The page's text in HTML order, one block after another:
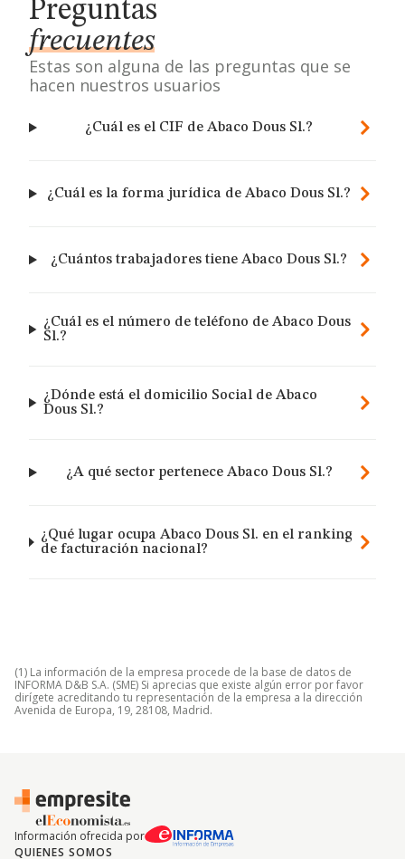
Preguntas
frecuentes
Estas son alguna de las preguntas que se
hacen nuestros usuarios
¿Cuál es el CIF de Abaco Dous Sl.?
¿Cuál es la forma jurídica de Abaco Dous Sl.?
¿Cuántos trabajadores tiene Abaco Dous Sl.?
¿Cuál es el número de teléfono de Abaco Dous
Sl.?
¿Dónde está el domicilio Social de Abaco
Dous Sl.?
¿A qué sector pertenece Abaco Dous Sl.?
¿Qué lugar ocupa Abaco Dous Sl. en el ranking
de facturación nacional?
(1) La información de la empresa procede de la base de datos de
INFORMA D&B S.A. (SME) Si aprecias que existe algún error por favor
dirígete acreditando tu representación de la empresa a la dirección
Avenida de Europa, 19, 28108, Madrid.
Información ofrecida por
QUIENES SOMOS